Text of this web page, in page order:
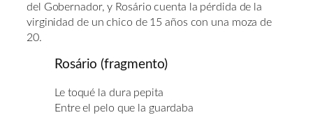
del Gobernador, y Rosário cuenta la pérdida de la
virginidad de un chico de 15 años con una moza de
20.
Rosário (fragmento)
Le toqué la dura pepita
Entre el pelo que la guardaba